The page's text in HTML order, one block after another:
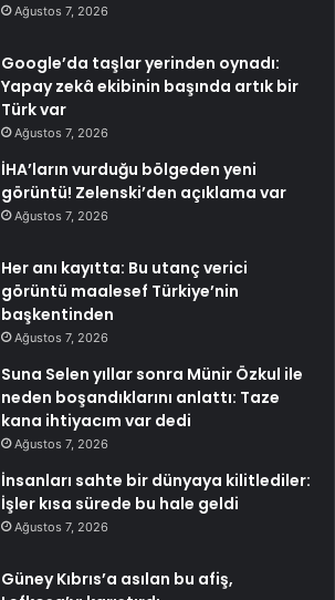
Ağustos 7, 2026
Google’da taşlar yerinden oynadı:
Yapay zekâ ekibinin başında artık bir
Türk var
Ağustos 7, 2026
İHA’ların vurduğu bölgeden yeni
görüntü! Zelenski’den açıklama var
Ağustos 7, 2026
Her anı kayıtta: Bu utanç verici
görüntü maalesef Türkiye’nin
başkentinden
Ağustos 7, 2026
Suna Selen yıllar sonra Münir Özkul ile
neden boşandıklarını anlattı: Taze
kana ihtiyacım var dedi
Ağustos 7, 2026
İnsanları sahte bir dünyaya kilitlediler:
İşler kısa sürede bu hale geldi
Ağustos 7, 2026
Güney Kıbrıs’a asılan bu afiş,